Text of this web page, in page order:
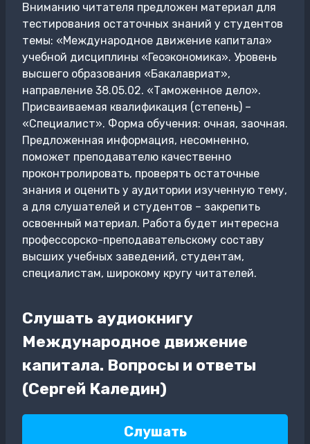
Вниманию читателя предложен материал для
тестирования остаточных знаний у студентов
темы: «Международное движение капитала»
учебной дисциплины «Геоэкономика». Уровень
высшего образования «Бакалавриат»,
направление 38.05.02. «Таможенное дело».
Присваиваемая квалификация (степень) –
«Специалист». Форма обучения: очная, заочная.
Предложенная информация, несомненно,
поможет преподавателю качественно
проконтролировать, проверять остаточные
знания и оценить у аудитории изученную тему,
а для слушателей и студентов – закрепить
освоенный материал. Работа будет интересна
профессорско-преподавательскому составу
высших учебных заведений, студентам,
специалистам, широкому кругу читателей.
Слушать аудиокнигу
Международное движение
капитала. Вопросы и ответы
(Сергей Каледин)
Слушать